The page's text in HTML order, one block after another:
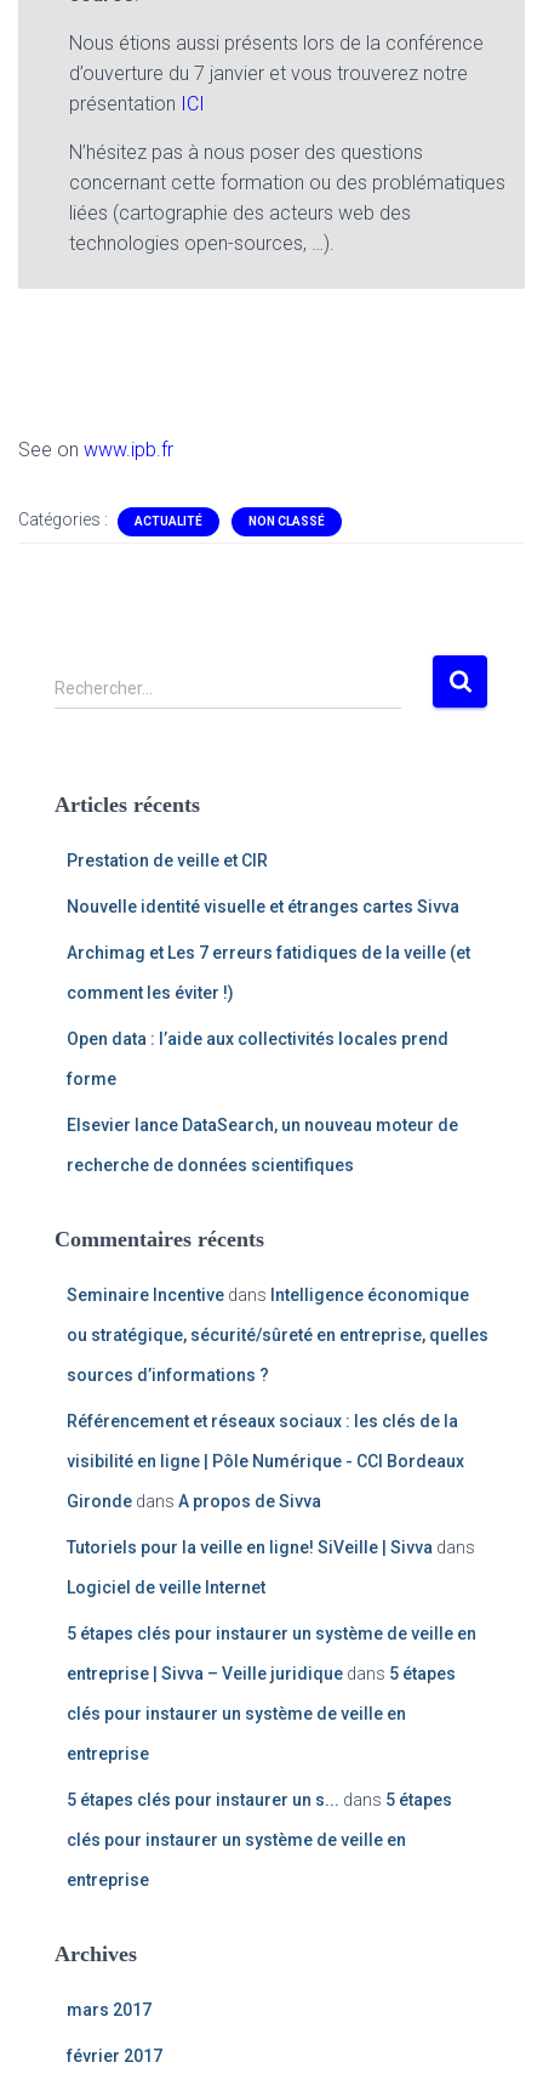
Nous étions aussi présents lors de la conférence
d’ouverture du 7 janvier et vous trouverez notre
présentation ICI
N’hésitez pas à nous poser des questions
concernant cette formation ou des problématiques
liées (cartographie des acteurs web des
technologies open-sources, …).
See on www.ipb.fr
Catégories : ACTUALITÉ NON CLASSÉ
R
e
r
Rechercher…
Articles récents
Prestation de veille et CIR
Nouvelle identité visuelle et étranges cartes Sivva
Archimag et Les 7 erreurs fatidiques de la veille (et
comment les éviter !)
Open data : l’aide aux collectivités locales prend
forme
Elsevier lance DataSearch, un nouveau moteur de
recherche de données scientifiques
Commentaires récents
Seminaire Incentive dans Intelligence économique
ou stratégique, sécurité/sûreté en entreprise, quelles
sources d’informations ?
Référencement et réseaux sociaux : les clés de la
visibilité en ligne | Pôle Numérique - CCI Bordeaux
Gironde dans A propos de Sivva
Tutoriels pour la veille en ligne! SiVeille | Sivva dans
Logiciel de veille Internet
5 étapes clés pour instaurer un système de veille en
entreprise | Sivva – Veille juridique dans 5 étapes
clés pour instaurer un système de veille en
entreprise
5 étapes clés pour instaurer un s... dans 5 étapes
clés pour instaurer un système de veille en
entreprise
Archives
mars 2017
février 2017